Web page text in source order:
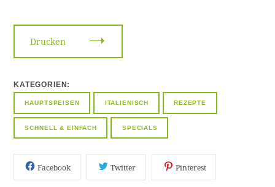
Drucken
KATEGORIEN
HAUPTSPEISEN ITALIENISCH REZEPTE
SCHNELL & EINFACH SPECIALS
Facebook Twitter Pinterest